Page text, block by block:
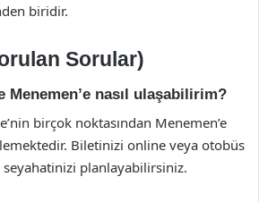
biridir.
Sorular)
Menemen’e nasıl ulaşabilirim?
birçok noktasından Menemen’e
Biletinizi online veya otobüs
planlayabilirsiniz.